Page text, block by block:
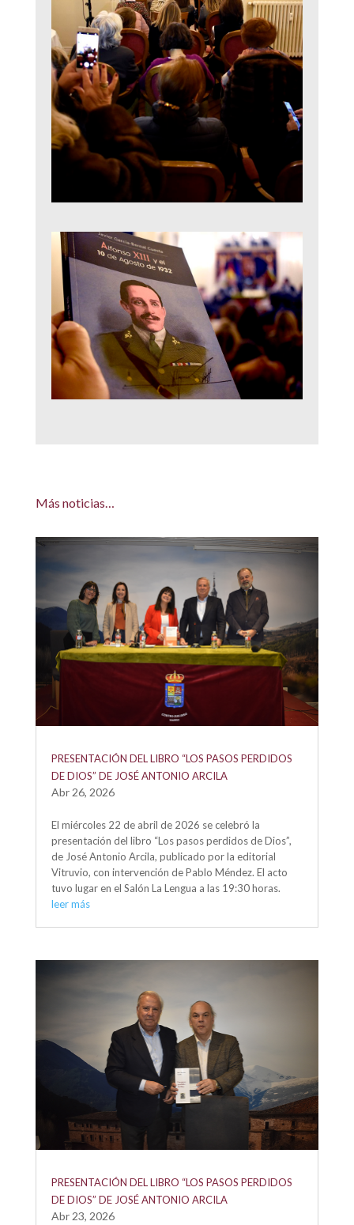
Más noticias…
PRESENTACIÓN DEL LIBRO “LOS PASOS PERDIDOS
DE DIOS” DE JOSÉ ANTONIO ARCILA
Abr 26, 2026
El miércoles 22 de abril de 2026 se celebró la
presentación del libro “Los pasos perdidos de Dios”,
de José Antonio Arcila, publicado por la editorial
Vitruvio, con intervención de Pablo Méndez. El acto
tuvo lugar en el Salón La Lengua a las 19:30 horas.
leer más
PRESENTACIÓN DEL LIBRO “LOS PASOS PERDIDOS
DE DIOS” DE JOSÉ ANTONIO ARCILA
Abr 23, 2026